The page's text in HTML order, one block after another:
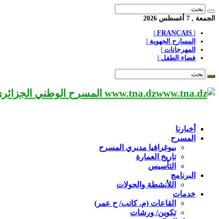
الجمعة , 7 أغسطس 2026
المسارح الجهوية |
المهرجانات |
فضاء الطفل |
www.tna.dz المسرح الوطني الجزائري مؤسسة ثقافية عريقة تابعة لوزارة الثقافة-الجزائر، يحمل اسم العميد «محي الدين بشطارزي».
أخبارنا
المسرح
بيوغرافيا مديري المسرح
تاريخ العمارة
التأسيس
البرنامج
اللأنشطة والجولات
خدمات
القاعات (م. كاتب/ ح عمر)
تكوين/ ورشات